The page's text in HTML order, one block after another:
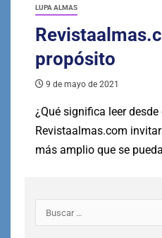
LUPA ALMAS
propósito
9 de mayo de 2021
¿Qué significa leer
Revistaalmas.com
más amplio que se